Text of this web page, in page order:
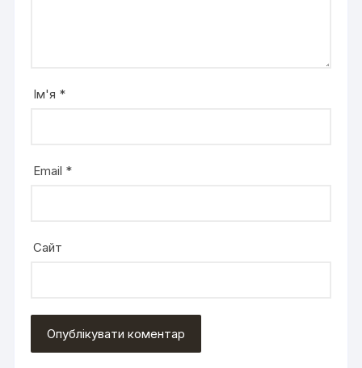
Ім'я *
Email *
Сайт